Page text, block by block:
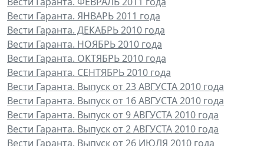
Вести Гаранта. ЯНВАРЬ 2011 года
Вести Гаранта. ДЕКАБРЬ 2010 года
Вести Гаранта. НОЯБРЬ 2010 года
Вести Гаранта. ОКТЯБРЬ 2010 года
Вести Гаранта. СЕНТЯБРЬ 2010 года
Вести Гаранта. Выпуск от 23 АВГУСТА 2010 года
Вести Гаранта. Выпуск от 16 АВГУСТА 2010 года
Вести Гаранта. Выпуск от 9 АВГУСТА 2010 года
Вести Гаранта. Выпуск от 2 АВГУСТА 2010 года
Вести Гаранта. Выпуск от 26 ИЮЛЯ 2010 года